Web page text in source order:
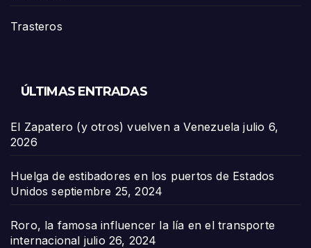
Trasteros
ÚLTIMAS ENTRADAS
El Zapatero (y otros) vuelven a Venezuela julio 6,
2026
Huelga de estibadores en los puertos de Estados
Unidos septiembre 25, 2024
Roro, la famosa influencer la lía en el transporte
internacional julio 26, 2024